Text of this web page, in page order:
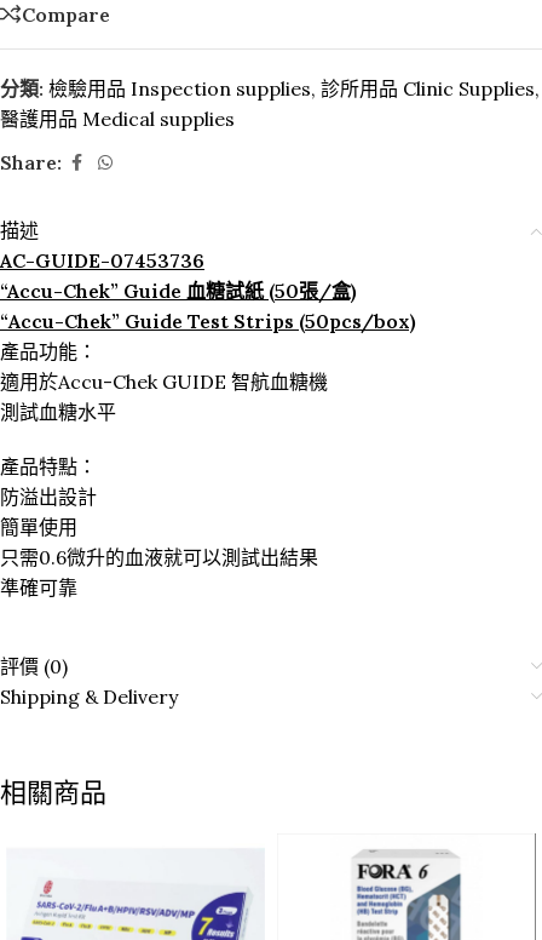
Compare
分類: 檢驗用品 Inspection supplies, 診所用品 Clinic Supplies,
醫護用品 Medical supplies
Share:
描述
AC-GUIDE-07453736
“Accu-Chek” Guide 血糖試紙 (50張/盒)
“Accu-Chek” Guide Test Strips (50pcs/box)
產品功能：
適用於Accu-Chek GUIDE 智航血糖機
測試血糖水平
產品特點：
防溢出設計
簡單使用
只需0.6微升的血液就可以測試出結果
準確可靠
評價 (0)
Shipping & Delivery
相關商品